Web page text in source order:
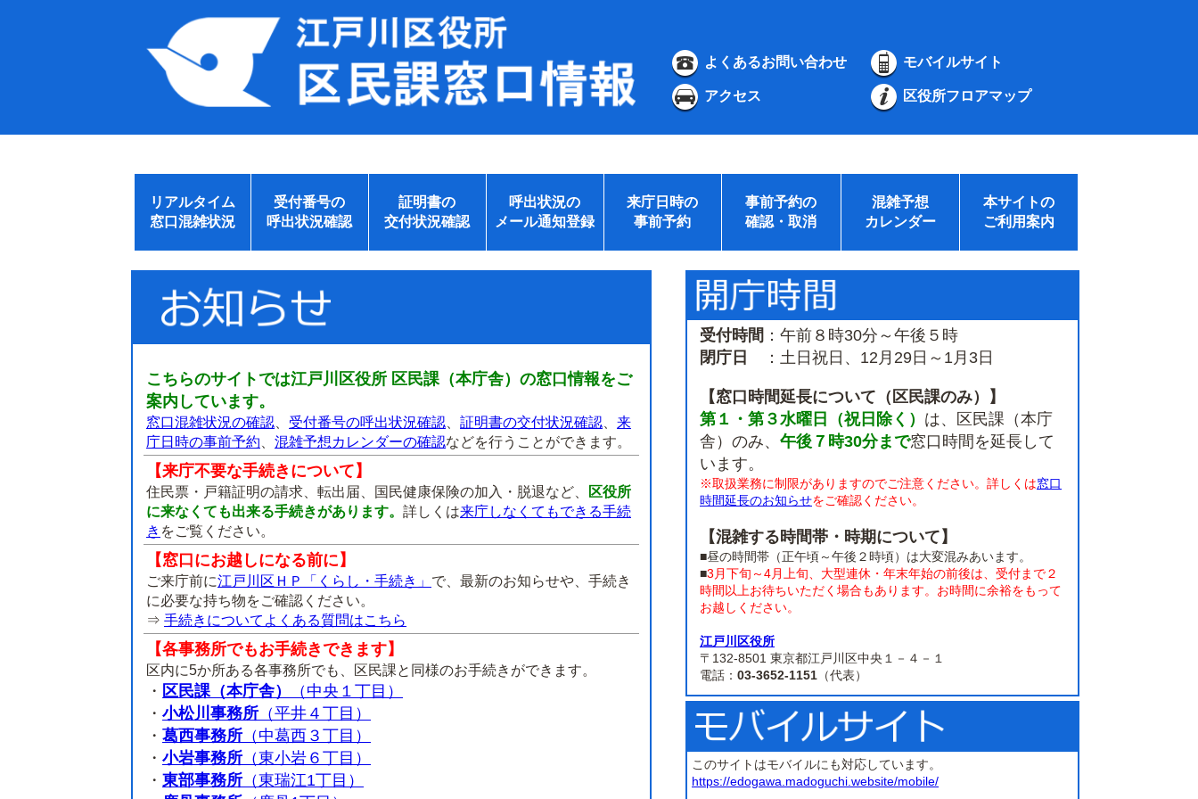
よくあるお問い合わせ モバイルサイト
アクセス 区役所フロアマップ
リアルタイム
窓口混雑状況
受付番号の
呼出状況確認
証明書の
交付状況確認
呼出状況の
メール通知登録
来庁日時の
事前予約
事前予約の
確認・取消
混雑予想
カレンダー
本サイトの
ご利用案内
こちらのサイトでは江戸川区役所 区民課（本庁舎）の窓口情報をご
案内しています。
窓口混雑状況の確認 受付番号の呼出状況確認 証明書の交付状況確認
来
庁日時の事前予約
混雑予想カレンダーの確認などを行うことができます。
【来庁不要な手続きについて】
住民票・戸籍証明の請求、転出届、国民健康保険の加入・脱退など、
区役所
に来なくても出来る手続きがあります。 詳しくは来庁しなくてもできる手続
き をご覧ください。
【窓口にお越しになる前に】
ご来庁前に江戸川区ＨＰ「くらし・手続き」 で、最新のお知らせや、手続き
に必要な持ち物をご確認ください。
⇒ 手続きについてよくある質問はこちら
【各事務所でもお手続きできます】
区内に5か所ある各事務所でも、区民課と同様のお手続きができます。
・ 区民課（本庁舎）
（中央１丁目）
・ 小松川事務所 （平井４丁目）
・ 葛西事務所 （中葛西３丁目）
・ 小岩事務所 （東小岩６丁目）
・ 東部事務所 （東瑞江1丁目）
受付時間 ：午前８時30分～午後５時
閉庁日
：土日祝日、12月29日～1月3日
【窓口時間延長について（区民課のみ）】
第１・第３水曜日（祝日除く） は、区民課（本庁
舎）のみ、 午後７時30分まで窓口時間を延長して
います。
※取扱業務に制限がありますのでご注意ください。詳しくは窓口
時間延長のお知らせをご確認ください。
【混雑する時間帯・時期について】
■昼の時間帯（正午頃～午後２時頃）は大変混みあいます。
■3月下旬～4月上旬、大型連休・年末年始の前後は、受付まで２
時間以上お待ちいただく場合もあります。お時間に余裕をもって
お越しください。
江戸川区役所
〒132-8501 東京都江戸川区中央１－４－１
電話： 03-3652-1151 （代表）
このサイトはモバイルにも対応しています。
https://edogawa.madoguchi.website/mobile/